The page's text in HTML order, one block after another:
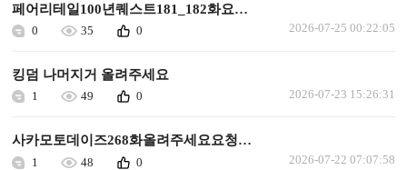
페어리테일100년퀘스트181_182화요청합니다
0 35 0 2026-07-25 00:22:05
킹덤 나머지거 올려주세요
1 49 0 2026-07-23 15:26:31
사카모토데이즈268화올려주세요요청합니다
1 48 0 2026-07-22 07:07:58